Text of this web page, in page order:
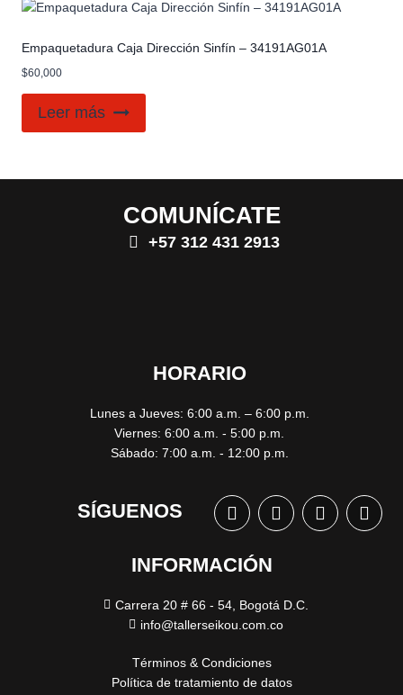
Empaquetadura Caja Dirección Sinfín – 34191AG01A
$60,000
Leer más
COMUNÍCATE
+57 312 431 2913
HORARIO
Lunes a Jueves: 6:00 a.m. – 6:00 p.m.
Viernes: 6:00 a.m. - 5:00 p.m.
Sábado: 7:00 a.m. - 12:00 p.m.
SÍGUENOS
INFORMACIÓN
Carrera 20 # 66 - 54, Bogotá D.C.
info@tallerseikou.com.co
Términos & Condiciones
Política de tratamiento de datos